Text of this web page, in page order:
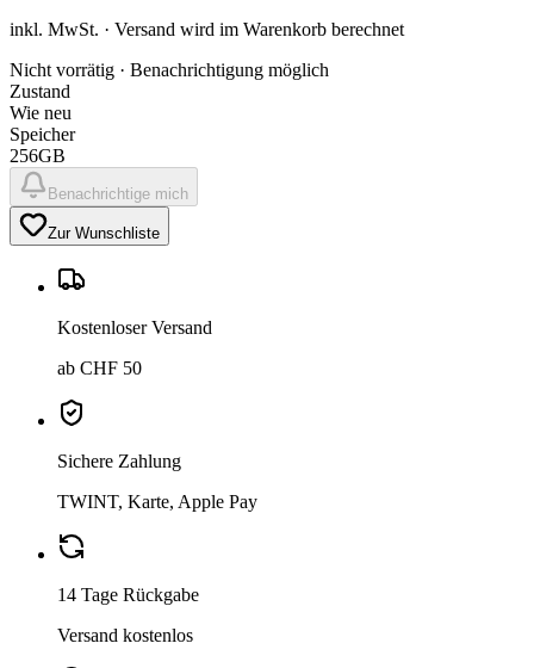
inkl. MwSt. · Versand wird im Warenkorb berechnet
Nicht vorrätig · Benachrichtigung möglich
Zustand
Wie neu
Speicher
256GB
Benachrichtige mich
Zur Wunschliste
Kostenloser Versand
ab CHF 50
Sichere Zahlung
TWINT, Karte, Apple Pay
14 Tage Rückgabe
Versand kostenlos